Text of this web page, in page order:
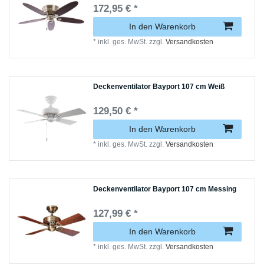
172,95 € *
In den Warenkorb
*inkl. ges. MwSt. zzgl.Versandkosten
Deckenventilator Bayport 107 cm Weiß
129,50 € *
In den Warenkorb
*inkl. ges. MwSt. zzgl.Versandkosten
Deckenventilator Bayport 107 cm Messing
127,99 € *
In den Warenkorb
*inkl. ges. MwSt. zzgl.Versandkosten